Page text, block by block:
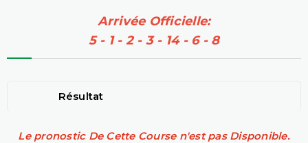
Arrivée Officielle:
5 - 1 - 2 - 3 - 14 - 6 - 8
Résultat
Le pronostic De Cette Course n'est pas Disponible.